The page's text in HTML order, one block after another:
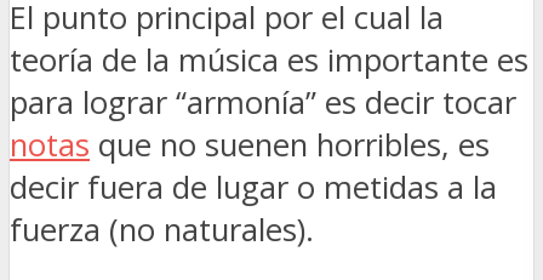
El punto principal por el cual la
teoría de la música es importante es
para lograr “armonía” es decir tocar
notas que no suenen horribles, es
decir fuera de lugar o metidas a la
fuerza (no naturales).